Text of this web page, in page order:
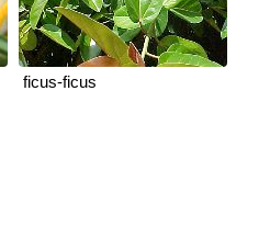
ficus-ficus